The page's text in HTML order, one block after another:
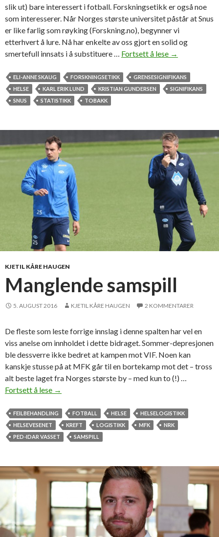
a
r
p
r
o
e
s
t
r
t
n
o
k
slik ut) bare interessert i fotball. Forskningsetikk er også noe
som interesserer. Når Norges største universitet påstår at Snus
er like farlig som røyking (Forskning.no), begynner vi
etterhvert å lure. Nå har enkelte av oss gjort en solid og
smertefull innsats i å substituere … Fortsett å lese E
s
n
i
k
e
f
a
l
i
g
s
o
r
n
g
?
→
ELI-ANNE SKAUG FORSKNINGSETIKK
GRENSESIGNIFIKANS
HELSE
KARL ERIK LUND KRISTIAN GUNDERSEN
SIGNIFIKANS
SNUS
STATISTIKK TOBAKK
KJETIL KÅRE HAUGEN
Manglende samspill
5. AUGUST 2016 KJETIL KÅRE HAUGEN 2 KOMMENTARER
De fleste som leste forrige innslag i denne spalten har vel en
viss anelse om innholdet i dette bidraget. Sommer-depresjonen
ble dessverre ikke bedret at kampen mot VIF. Noen kan
kanskje stusse på at MFK går til en bortekamp mot det – tross
alt beste laget fra Norges største by – med kun to (!) …
Fortsett å lese M
n
l
d
e
a
m
s
→
FEILBEHANDLING FOTBALL HELSE
HELSELOGISTIKK
HELSEVESENET
KREFT LOGISTIKK MFK
NRK
PED-IDAR VASSET
SAMSPILL